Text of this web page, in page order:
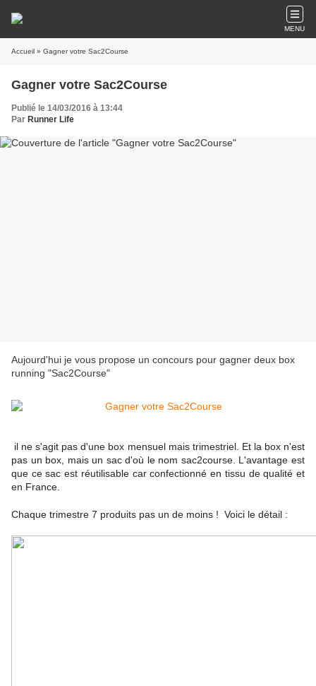
MENU
Accueil » Gagner votre Sac2Course
Gagner votre Sac2Course
Publié le 14/03/2016 à 13:44
Par Runner Life
Aujourd'hui je vous propose un concours pour gagner deux box
running "Sac2Course"
il ne s'agit pas d'une box mensuel mais trimestriel. Et la box n'est
pas un box, mais un sac d'où le nom sac2course. L'avantage est
que ce sac est réutilisable car confectionné en tissu de qualité et
en France.
Chaque trimestre 7 produits pas un de moins ! Voici le détail :